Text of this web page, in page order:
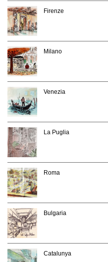
Firenze
Milano
Venezia
La Puglia
Roma
Bulgaria
Catalunya